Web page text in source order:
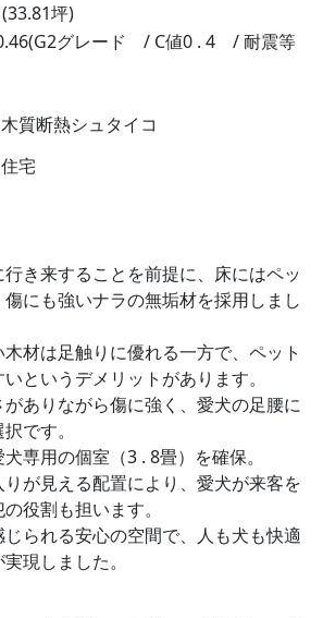
坪)
グレード / C値0 . 4 / 耐震等
質断熱シュタイコ
宅
き来することを前提に、床にはペッ
傷にも強いナラの無垢材を採用しまし
材は足触りに優れる一方で、ペット
というデメリットがあります。
ありながら傷に強く、愛犬の足腰に
です。
専用の個室（3 . 8畳）を確保。
が見える配置により、愛犬が来客を
役割も担います。
られる安心の空間で、人も犬も快適
現しました。